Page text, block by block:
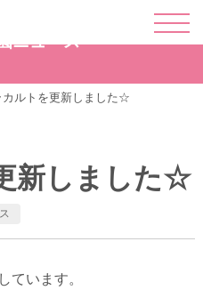
ニュース
カルトを更新しました☆
新しました☆
ています。